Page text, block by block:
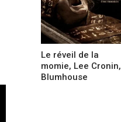
Le réveil de la
momie, Lee Cronin,
Blumhouse